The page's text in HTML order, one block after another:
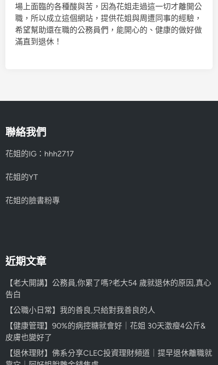
場上面臨的各種酸與苦，因為花姐走過這一切才離開公
職，所以成立這個網站，提供花姐與周遭同事的經驗，
希望幫助還在職的公務員們，能開心的、健康的做好做
滿直到退休！
聯絡我們
花姐的IG：hhh2717
花姐的YT
花姐的臉書粉專
近期文章
【老大開講】公務員,你累了嗎?老大54 歲就退休的原因,真心
告白
【公職小日常】我的善良,只給對我善良的人
【健康管理】90%的病控糖就會好｜花姐 30天激瘦4公斤&
皮膚也變好了
【退休理財】佛系分享CLEC投資理財頻道｜提早退休離職就